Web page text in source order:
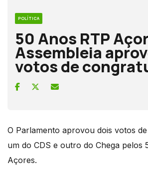
POLÍTICA
50 Anos RTP
Assembleia
votos de
O Parlamento aprovou dois votos
um do CDS e outro do Chega pelos
Açores.